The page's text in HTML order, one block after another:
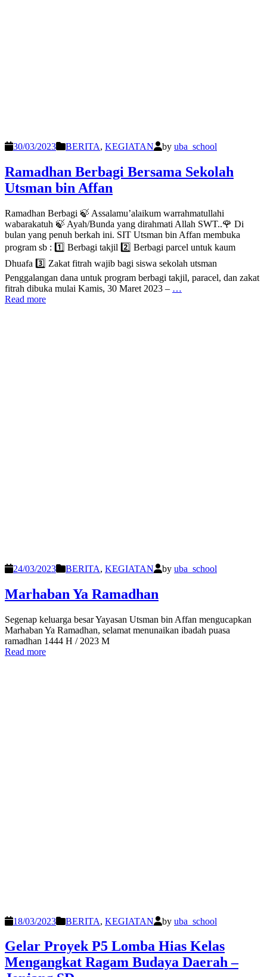
30/03/2023 BERITA, KEGIATAN by uba_school
Ramadhan Berbagi Bersama Sekolah
Utsman bin Affan
Ramadhan Berbagi 🍃 Assalamu’alaikum warrahmatullahi
wabarakatuh 🍃 Ayah/Bunda yang dirahmati Allah SWT..🌹 Di
bulan yang penuh berkah ini. SIT Utsman bin Affan membuka
program sb : 1️⃣ Berbagi takjil 2️⃣ Berbagi parcel untuk kaum
Dhuafa 3️⃣ Zakat fitrah wajib bagi siswa sekolah utsman
Penggalangan dana untuk program berbagi takjil, paracel, dan zakat
fitrah dibuka mulai Kamis, 30 Maret 2023 – …
Read more
24/03/2023 BERITA, KEGIATAN by uba_school
Marhaban Ya Ramadhan
Segenap keluarga besar Yayasan Utsman bin Affan mengucapkan
Marhaban Ya Ramadhan, selamat menunaikan ibadah puasa
ramadhan 1444 H / 2023 M
Read more
18/03/2023 BERITA, KEGIATAN by uba_school
Gelar Proyek P5 Lomba Hias Kelas
Mengangkat Ragam Budaya Daerah –